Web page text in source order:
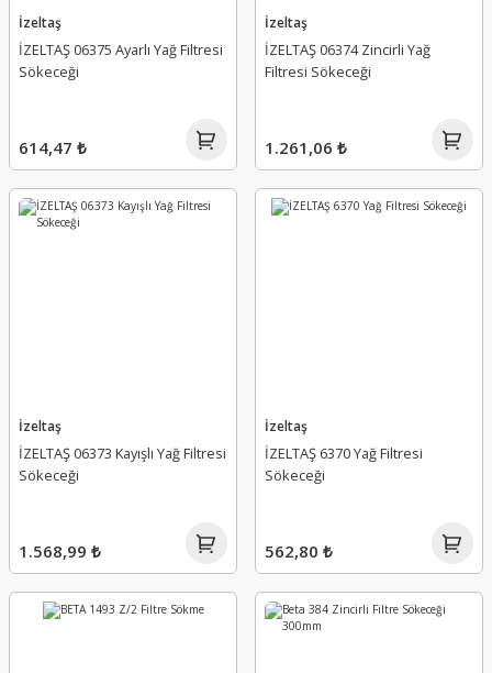
İzeltaş
İZELTAŞ 06375 Ayarlı Yağ Filtresi
Sökeceği
614,47 ₺
İzeltaş
İZELTAŞ 06374 Zincirli Yağ
Filtresi Sökeceği
1.261,06 ₺
İzeltaş
İZELTAŞ 06373 Kayışlı Yağ Filtresi
Sökeceği
1.568,99 ₺
İzeltaş
İZELTAŞ 6370 Yağ Filtresi
Sökeceği
562,80 ₺